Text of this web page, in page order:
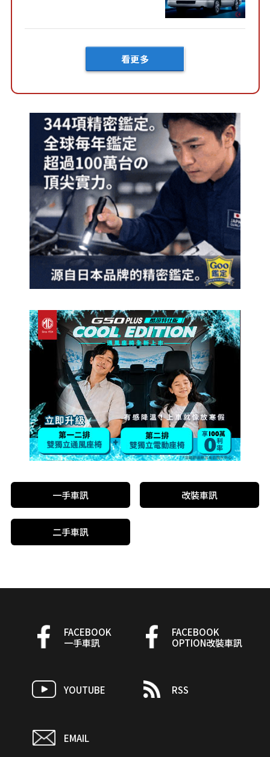
車？...
看更多
一手車訊 改裝車訊
二手車訊
FACEBOOK
一手車訊
FACEBOOK
OPTION改裝車訊
YOUTUBE RSS
EMAIL